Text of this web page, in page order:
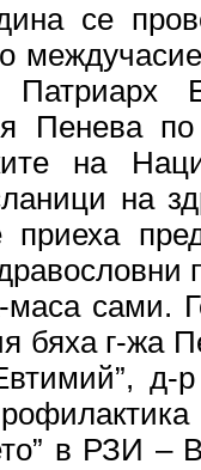
се
Пенева
на
на
приеха
сами.
бяха г-жа
д-
в РЗИ –